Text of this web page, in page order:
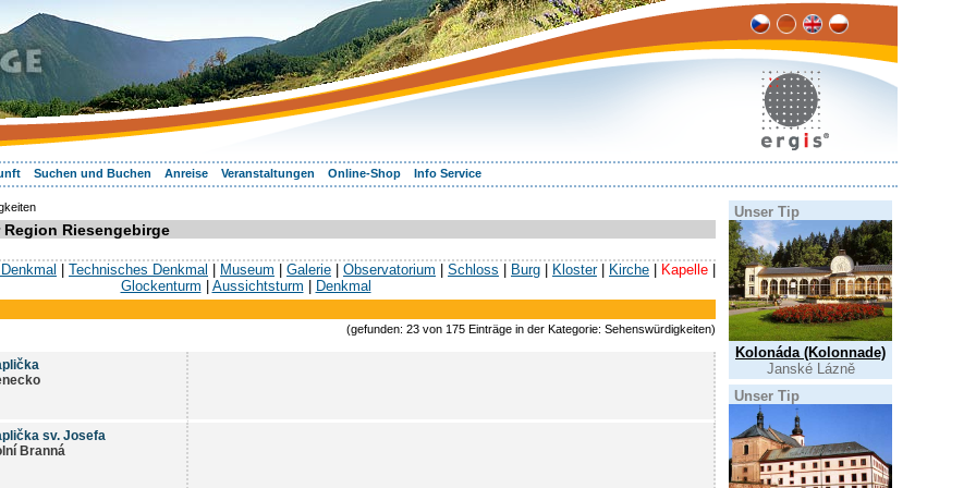
Suchen und Buchen Anreise Veranstaltungen Online-Shop Info Service
Region Riesengebirge
Technisches Denkmal Museum Galerie Observatorium Schloss Burg Kloster| Kirche Kapelle
Glockenturm
Aussichtsturm
Denkmal
(gefunden: 23 von 175 Einträge in der Kategorie: Sehenswürdigkeiten)
sv. Josefa
Branná
Unser Tip
Kolonáda (Kolonnade)
Janské Lázně
Unser Tip